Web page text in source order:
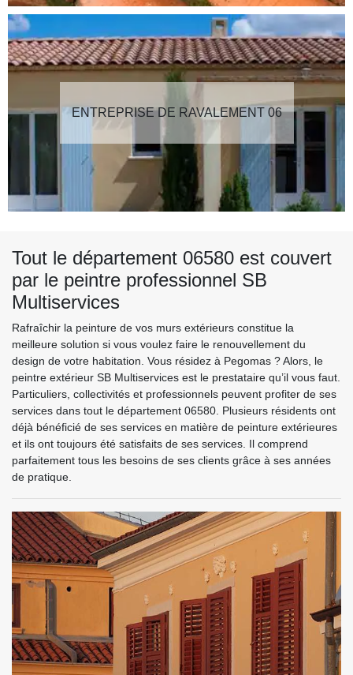
ENTREPRISE DE RAVALEMENT 06
Tout le département 06580 est couvert
par le peintre professionnel SB
Multiservices
Rafraîchir la peinture de vos murs extérieurs constitue la
meilleure solution si vous voulez faire le renouvellement du
design de votre habitation. Vous résidez à Pegomas ? Alors, le
peintre extérieur SB Multiservices est le prestataire qu’il vous faut.
Particuliers, collectivités et professionnels peuvent profiter de ses
services dans tout le département 06580. Plusieurs résidents ont
déjà bénéficié de ses services en matière de peinture extérieures
et ils ont toujours été satisfaits de ses services. Il comprend
parfaitement tous les besoins de ses clients grâce à ses années
de pratique.